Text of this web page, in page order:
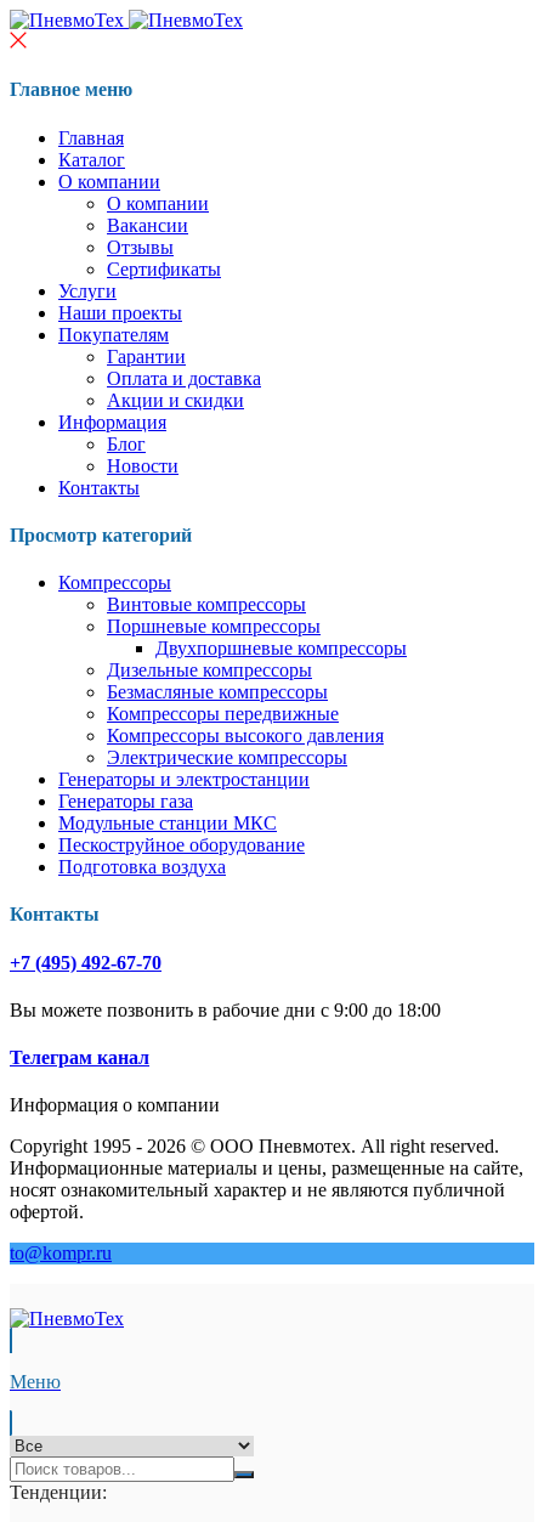
Главное меню
Главная
Каталог
О компании
О компании
Вакансии
Отзывы
Сертификаты
Услуги
Наши проекты
Покупателям
Гарантии
Оплата и доставка
Акции и скидки
Информация
Блог
Новости
Контакты
Просмотр категорий
Компрессоры
Винтовые компрессоры
Поршневые компрессоры
Двухпоршневые компрессоры
Дизельные компрессоры
Безмасляные компрессоры
Компрессоры передвижные
Компрессоры высокого давления
Электрические компрессоры
Генераторы и электростанции
Генераторы газа
Модульные станции МКС
Пескоструйное оборудование
Подготовка воздуха
Контакты
+7 (495) 492-67-70
Вы можете позвонить в рабочие дни с 9:00 до 18:00
Телеграм канал
Информация о компании
Copyright 1995 - 2026 © ООО Пневмотех. All right reserved.
Информационные материалы и цены, размещенные на сайте,
носят ознакомительный характер и не являются публичной
офертой.
to@kompr.ru
Меню
Тенденции: